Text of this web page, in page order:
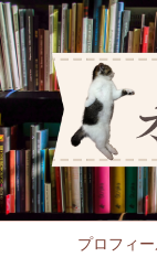
プロフィ